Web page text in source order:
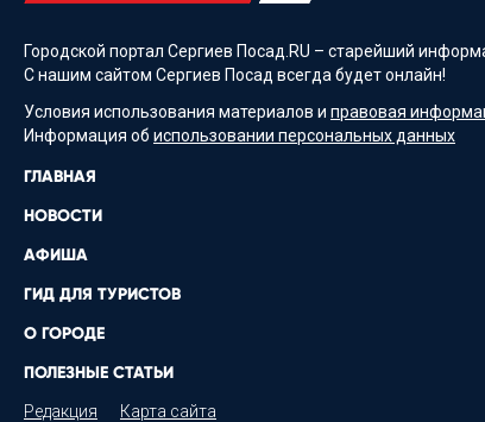
Городской портал Сергиев Посад.RU – старейший
С нашим сайтом Сергиев Посад всегда будет онлайн!
Условия использования материалов и правовая
Информация об использовании персональных данных
ГЛАВНАЯ
НОВОСТИ
АФИША
ГИД ДЛЯ ТУРИСТОВ
О ГОРОДЕ
ПОЛЕЗНЫЕ СТАТЬИ
Редакция Карта сайта